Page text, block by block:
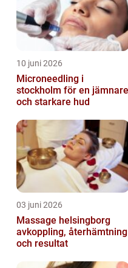
10 juni 2026
Microneedling i
stockholm för en jämnare
och starkare hud
03 juni 2026
Massage helsingborg
avkoppling, återhämtning
och resultat